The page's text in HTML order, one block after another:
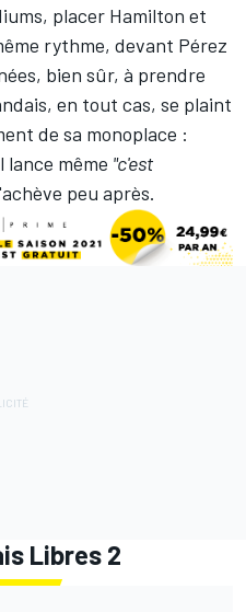
placer Hamilton et
rythme, devant Pérez
bien sûr, à prendre
en tout cas, se plaint
de sa monoplace :
même "c'est
peu après.
Libres 2